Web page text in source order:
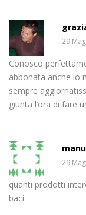
29
Conosco
abbonata anche io
sempre
giunta l’ora di fare
29
quanti prodotti
baci